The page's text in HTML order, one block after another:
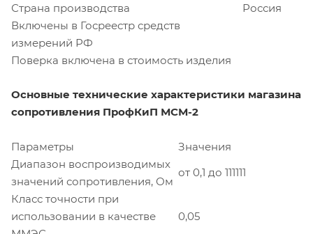
Страна производства
Россия
Включены в Госреестр средств
измерений РФ
Поверка включена в стоимость изделия
Основные технические характеристики магазина
сопротивления ПрофКиП МСМ-2
Параметры
Значения
Диапазон воспроизводимых
значений сопротивления, Ом
от 0,1 до 111111
Класс точности при
использовании в качестве
0,05